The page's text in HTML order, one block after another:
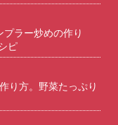
プラー炒めの作り
ピ
り方。野菜たっぷり